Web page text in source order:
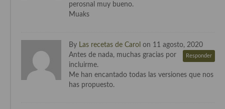
Cocina Valenciana
Cocina Vasca
perosnal muy bueno.
Muaks
By Las recetas de Carol on 11 agosto, 2020
Responder
Antes de nada, muchas gracias por
incluirme.
Me han encantado todas las versiones que nos
has propuesto.